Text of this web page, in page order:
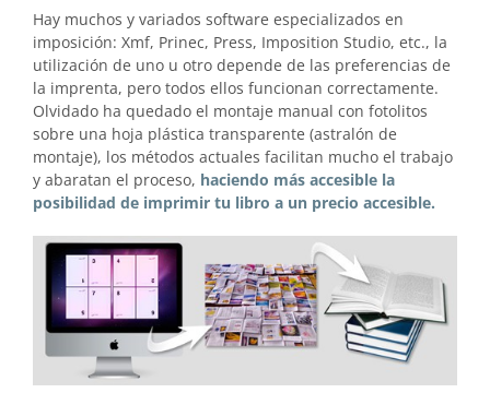
Hay muchos y variados software especializados en
imposición: Xmf, Prinec, Press, Imposition Studio, etc., la
utilización de uno u otro depende de las preferencias de
la imprenta, pero todos ellos funcionan correctamente.
Olvidado ha quedado el montaje manual con fotolitos
sobre una hoja plástica transparente (astralón de
montaje), los métodos actuales facilitan mucho el trabajo
y abaratan el proceso, haciendo más accesible la
posibilidad de imprimir tu libro a un precio accesible.